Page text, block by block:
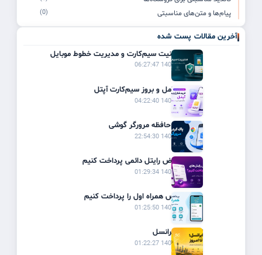
پیام‌ها و متن‌های مناسبتی (0)
آخرین مقالات پست شده
راهنمای امنیت سیم‌کارت و مدیریت خطوط موبایل
1405/03/21 06:27:47
راهنمای کامل و بروز سیم‌کارت آپتل
1405/03/20 04:22:40
پاک کردن حافظه مرورگر گوشی
1405/03/19 22:54:30
چگونه قبوض رایتل دائمی پرداخت کنیم
1405/02/31 01:29:34
چگونه قبض همراه اول را پرداخت کنیم
1405/02/31 01:25:50
تاریخچه ایرانسل
1405/02/31 01:22:27